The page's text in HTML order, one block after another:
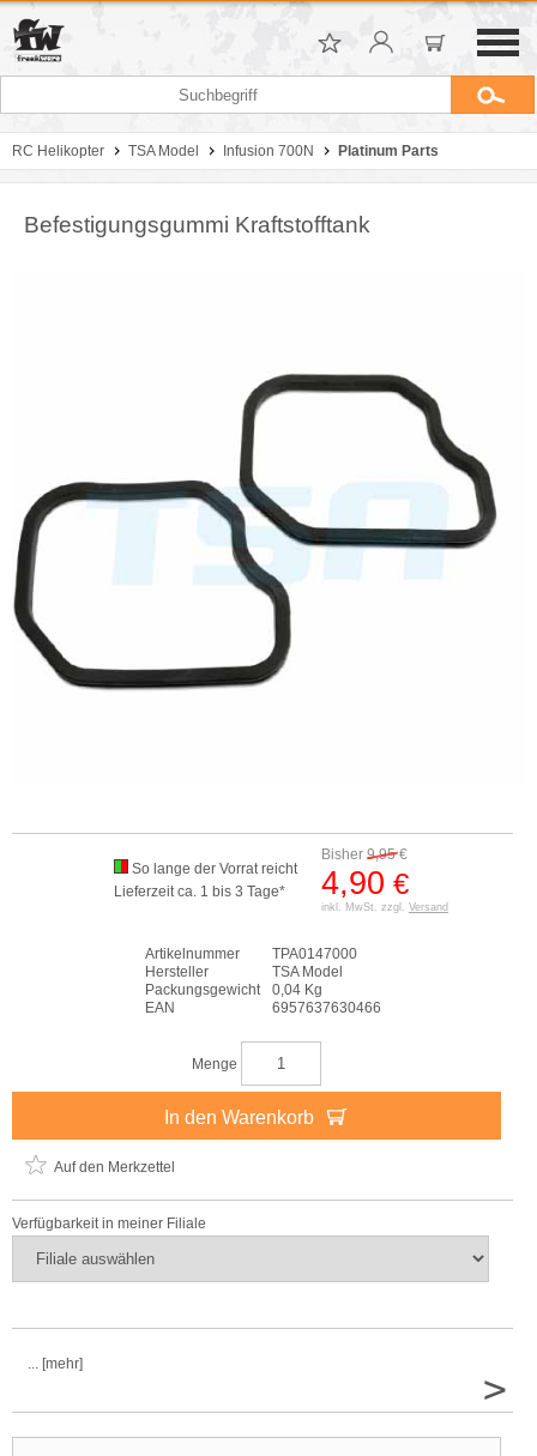
RC Helikopter TSA Model Infusion 700N Platinum Parts
Befestigungsgummi Kraftstofftank
Bisher 9,95€
4,90 €
inkl. MwSt. zzgl. Versand
So lange der Vorrat reicht
Lieferzeit ca. 1 bis 3 Tage*
Artikelnummer
TPA0147000
Hersteller
TSA Model
Packungsgewicht
0,04 Kg
EAN
6957637630466
Menge
In den Warenkorb
Auf den Merkzettel
Verfügbarkeit in meiner Filiale
... [mehr]
>